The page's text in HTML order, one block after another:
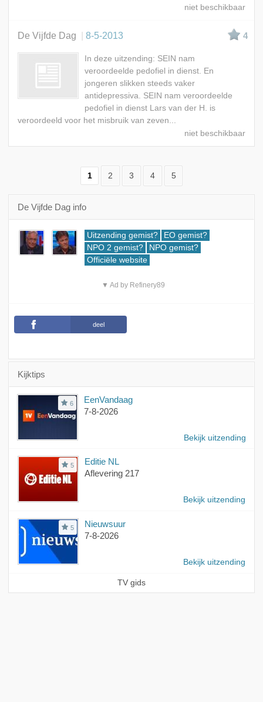
De Vijfde Dag 8-5-2013 4
In deze uitzending: SEIN nam
veroordeelde pedofiel in dienst. En
jongeren slikken steeds vaker
antidepressiva. SEIN nam veroordeelde
pedofiel in dienst Lars van der H. is
veroordeeld voor het misbruik van zeven...
1 2 3 4 5
De Vijfde Dag info
Uitzending gemist?
EO gemist?
NPO 2 gemist?
NPO gemist?
Officiële website
▼ Ad by Refinery89
deel
Kijktips
6
EenVandaag
7-8-2026
Bekijk uitzending
5
Editie NL
Aflevering 217
Bekijk uitzending
5
Nieuwsuur
7-8-2026
Bekijk uitzending
TV gids